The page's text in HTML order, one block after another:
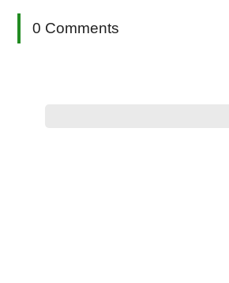
0 Comments